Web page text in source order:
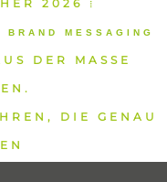
2026 ⁞
BRAND MESSAGING
DER MASSE
DIE GENAU